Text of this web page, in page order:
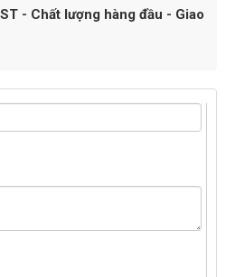
- Chất lượng hàng đầu - Giao